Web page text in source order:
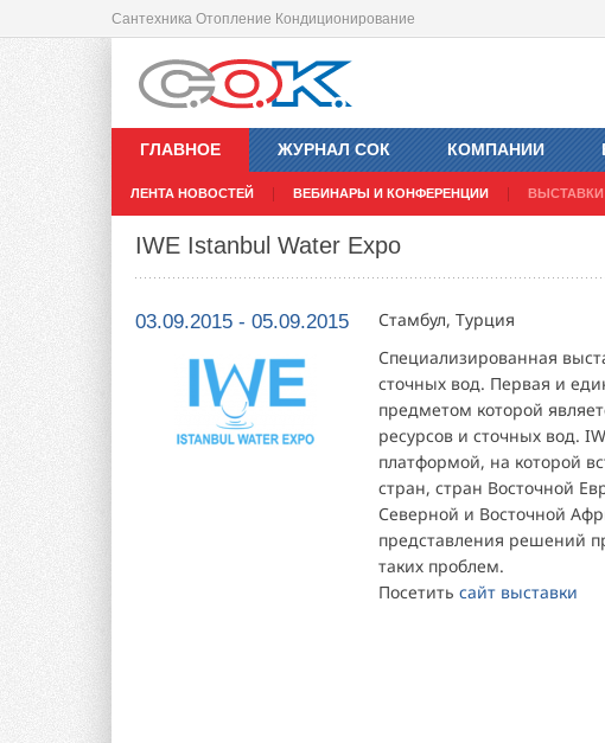
Сантехника Отопление Кондиционирование
ГЛАВНОЕ
ЛЕНТА НОВОСТЕЙ ВЕБИНАРЫ И КОНФЕРЕНЦИИ ВЫСТАВКИ
ЖУРНАЛ СОК КОМПАНИИ
IWE Istanbul Water Expo
03.09.2015 - 05.09.2015
Стамбул, Турция
Специализированная
сточных вод. Первая и
предметом которой
ресурсов и сточных вод.
платформой, на которой
стран, стран Восточной
Северной и Восточной
представления решений
таких проблем.
Посетить сайт выставки